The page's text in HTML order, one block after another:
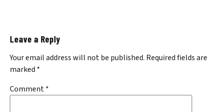
Leave a Reply
Your email address will not be published. Required fields are
marked *
Comment*